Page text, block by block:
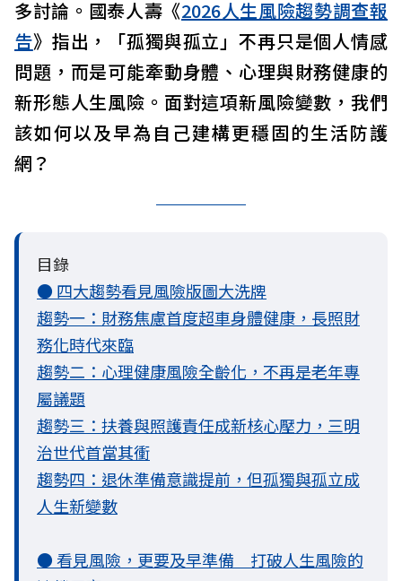
多討論。國泰人壽《2026人生風險趨勢調查報
告》指出，「孤獨與孤立」不再只是個人情感
問題，而是可能牽動身體、心理與財務健康的
新形態人生風險。面對這項新風險變數，我們
該如何以及早為自己建構更穩固的生活防護
網？
目錄
● 四大趨勢看見風險版圖大洗牌
趨勢一：財務焦慮首度超車身體健康，長照財
務化時代來臨
趨勢二：心理健康風險全齡化，不再是老年專
屬議題
趨勢三：扶養與照護責任成新核心壓力，三明
治世代首當其衝
趨勢四：退休準備意識提前，但孤獨與孤立成
人生新變數
● 看見風險，更要及早準備 打破人生風險的